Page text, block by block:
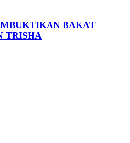
BAKAT
TRISHA